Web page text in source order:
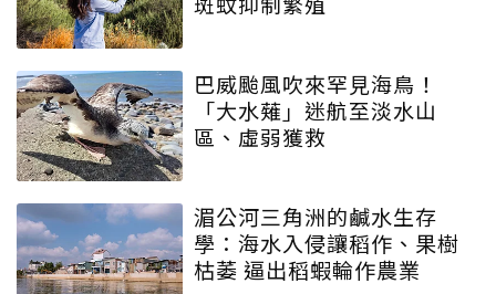
巴威颱風吹來罕見海鳥！
「大水薙」迷航至淡水山
區、虛弱獲救
湄公河三角洲的鹹水生存
學：海水入侵讓稻作、果樹
枯萎 逼出稻蝦輪作農業